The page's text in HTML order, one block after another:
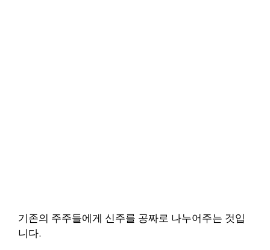
기존의 주주들에게 신주를 공짜로 나누어주는 것입
니다.